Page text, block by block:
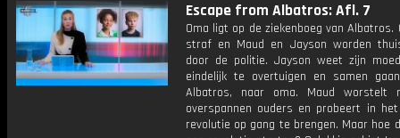
Escape from Albatros: Afl. 7
Oma ligt op de ziekenboeg van Albatros.
straf en Maud en Jayson worden
door de politie. Jayson weet zijn
eindelijk te overtuigen en samen
Albatros, naar oma. Maud worstelt
overspannen ouders en probeert in
revolutie op gang te brengen. Maar hoe